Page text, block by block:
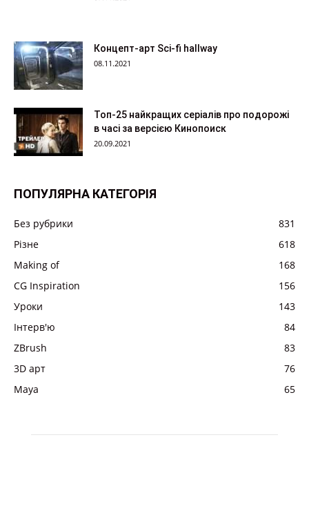
Концепт-арт Sci-fi hallway
08.11.2021
Топ-25 найкращих серіалів про подорожі
в часі за версією Кинопоиск
20.09.2021
ПОПУЛЯРНА КАТЕГОРІЯ
Без рубрики
831
Різне
618
Making of
168
CG Inspiration
156
Уроки
143
Інтерв'ю
84
ZBrush
83
3D арт
76
Maya
65